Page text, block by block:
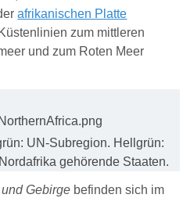
afrikanischen Platte
zum mittleren
und zum Roten Meer
UN-Subregion. Hellgrün:
gehörende Staaten.
Gebirge befinden sich im